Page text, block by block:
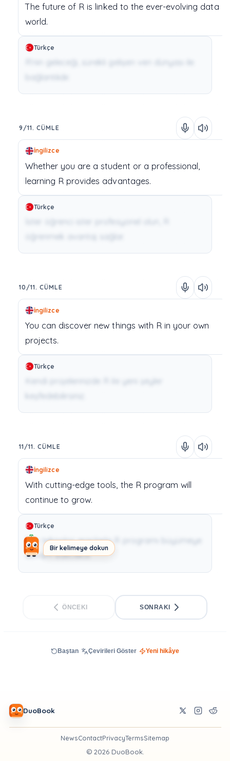
Bir kelimeye dokun
The future of R is linked to the ever-evolving data
world.
Türkçe
9/11. CÜMLE
İngilizce
Whether you are astudent or a professional,
learning R provides advantages.
Türkçe
10/11. CÜMLE
İngilizce
You can discover new things with R in your own
projects.
Türkçe
11/11. CÜMLE
İngilizce
With cutting-edge tools, the R program will
continue to grow.
Türkçe
Son teknoloji araçlarla R programı büyümeye
devam edecektir.
ÖNCEKI SONRAKI
Baştan Çevirileri Göster Yeni hikâye
DuoBook
NewsContactPrivacyTermsSitemap
© 2026DuoBook.